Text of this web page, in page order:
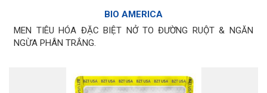
BIO AMERICA
MEN TIÊU HÓA ĐẶC BIỆT NỞ TO ĐƯỜNG RUỘT & NGĂN
NGỪA PHÂN TRẮNG.